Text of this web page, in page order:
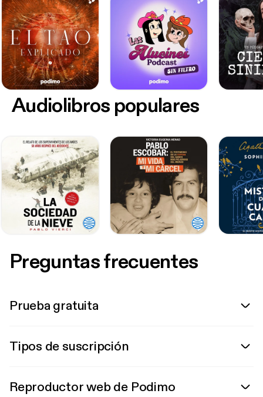
Audiolibros populares
Preguntas frecuentes
Prueba gratuita
Tipos de suscripción
Reproductor web de Podimo